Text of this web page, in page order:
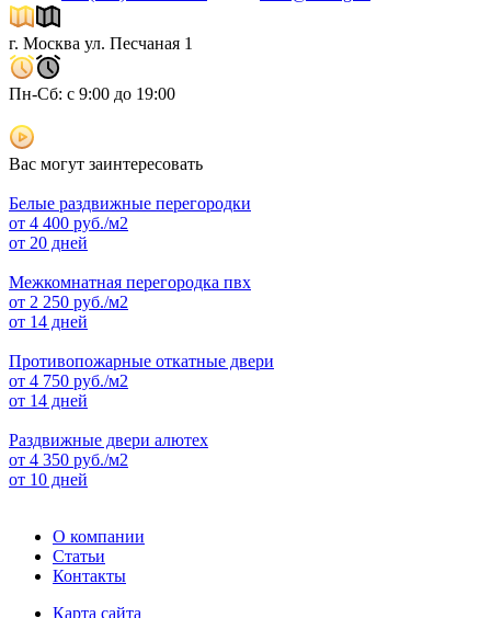
г. Москва ул. Песчаная 1
Пн-Сб: с 9:00 до 19:00
Вас могут заинтересовать
Белые раздвижные перегородки
от 4 400 руб./м2
от 20 дней
Межкомнатная перегородка пвх
от 2 250 руб./м2
от 14 дней
Противопожарные откатные двери
от 4 750 руб./м2
от 14 дней
Раздвижные двери алютех
от 4 350 руб./м2
от 10 дней
О компании
Статьи
Контакты
Карта сайта